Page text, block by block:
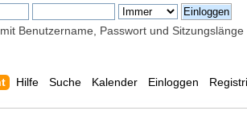
Benutzername, Passwort und Sitzungslänge
Hilfe Suche Kalender Einloggen